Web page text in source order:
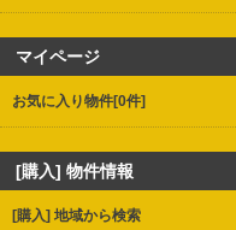
マイページ
お気に入り物件[0件]
[購入] 物件情報
[購入] 地域から検索